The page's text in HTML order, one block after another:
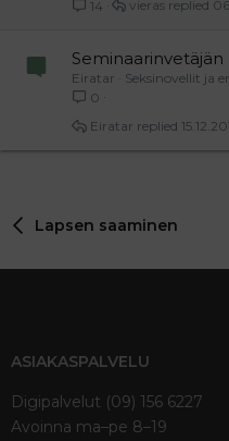
14
vieras
Eiratar
Seksinovellit ja
0
Eiratar
Lapsen saaminen
ASIAKASPALVELU
Digipalvelut (09) 156 6227
Avoinna ma–pe 8–19